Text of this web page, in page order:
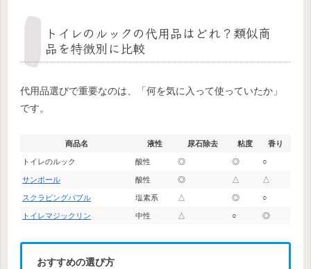
トイレのルックの代用品はどれ？類似商
品を特徴別に比較
代用品選びで重要なのは、「何を気に入って使っていたか」
です。
商品名 液性 尿石除去 粘度 香り
トイレのルック 酸性 ◎ ◎ ○
サンポール 酸性 ◎ △ △
スクラビングバブル 塩素系 △ ◎ ○
トイレマジックリン 中性 △ ○ ◎
おすすめの選び方